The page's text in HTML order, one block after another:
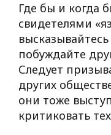
Где бы и когда
свидетелями
побуждайте
Следует
других
они тоже
критиковать